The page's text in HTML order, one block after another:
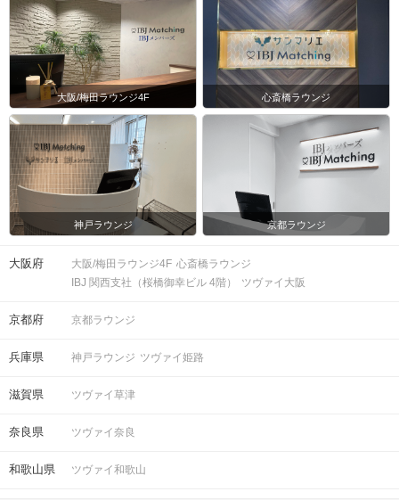
大阪/梅田ラウンジ4F 心斎橋ラウンジ
神戸ラウンジ 京都ラウンジ
大阪府 大阪/梅田ラウンジ4F 心斎橋ラウンジ
IBJ 関西支社（桜橋御幸ビル 4階）
ツヴァイ大阪
京都府 京都ラウンジ
兵庫県 神戸ラウンジ ツヴァイ姫路
滋賀県 ツヴァイ草津
奈良県 ツヴァイ奈良
和歌山県 ツヴァイ和歌山